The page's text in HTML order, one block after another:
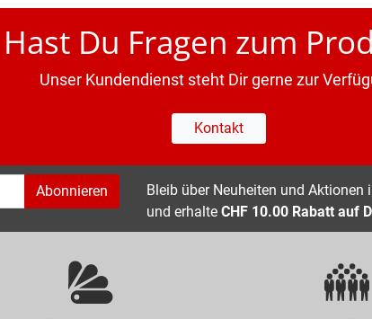
Hast Du Fragen zum
Unser Kundendienst steht Dir gerne zur
Kontakt
Abonnieren
Bleib über Neuheiten und
und erhalte CHF 10.00 Rabatt auf